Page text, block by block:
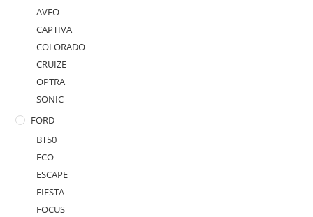
AVEO
CAPTIVA
COLORADO
CRUIZE
OPTRA
SONIC
FORD
BT50
ECO
ESCAPE
FIESTA
FOCUS